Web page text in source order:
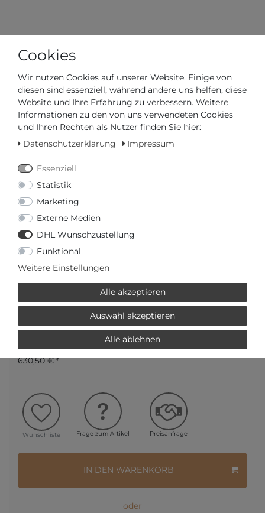
Artikelnummer C045.417.22.031.00
650,00 €*
Versandfertig in 2-3 Werktagen
AUTORISIERTER HÄNDLER
SCHNELLE LIEFERZEIT
Ihr Preis bei3% Skontobei Vorab Überweisung:
630,50 € *
Wunschliste Frage zum Artikel Preisanfrage
IN DEN WARENKORB
oder
Cookies
Wir nutzen Cookies auf unserer Website. Einige von
diesen sind essenziell, während andere uns helfen, diese
Website und Ihre Erfahrung zu verbessern. Weitere
Informationen zu den von uns verwendeten Cookies
und Ihren Rechten als Nutzer finden Sie hier:
Datenschutzerklärung
Impressum
Essenziell
Statistik
Marketing
Externe Medien
DHL Wunschzustellung
Funktional
Weitere Einstellungen
Alle akzeptieren
Auswahl akzeptieren
Alle ablehnen